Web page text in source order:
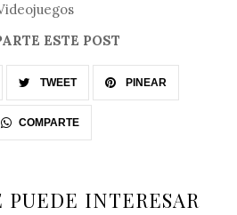
ESTE POST
TWEET PINEAR
COMPARTE
INTERESAR